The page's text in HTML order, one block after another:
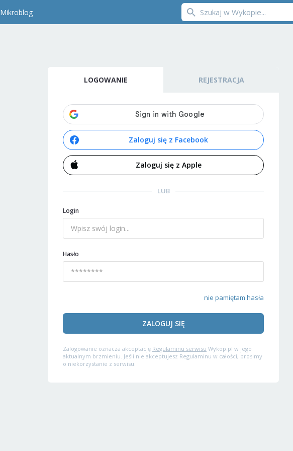
Mikroblog
LOGOWANIE REJESTRACJA
Zaloguj się z Facebook
Zaloguj się z Apple
LUB
Login
Hasło
nie pamiętam hasła
ZALOGUJ SIĘ
Zalogowanie oznacza akceptację Regulaminu serwisu Wykop.pl w jego
aktualnym brzmieniu. Jeśli nie akceptujesz Regulaminu w całości, prosimy
o niekorzystanie z serwisu.